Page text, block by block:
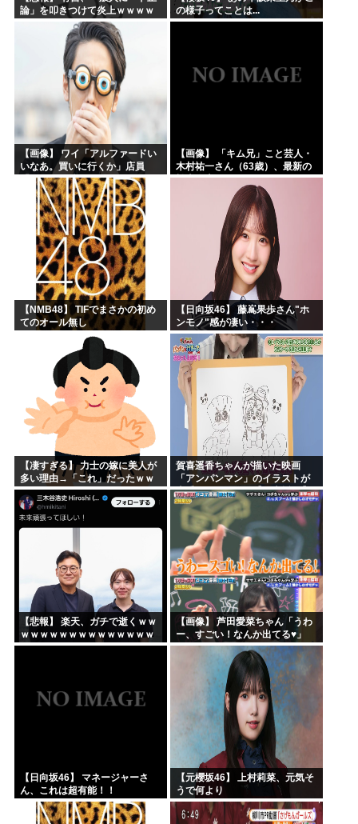
論」を叩きつけて炎上ｗｗｗｗ
の様子ってことは...
【画像】 ワイ「アルファードい
いなあ。買いに行くか」店員
「ほいっ見積もりな！」ワイ
「金額おかしくね？」←お前ら
もそう思うよな？？？？？
【画像】 「キム兄」こと芸人・
木村祐一さん（63歳）、最新の
松本人志さんとのツーショット
が完全に別人だとネット騒然！
「マジで誰かわからん」...
【NMB48】 TIFでまさかの初め
てのオール無し
【日向坂46】 藤嶌果歩さん"ホ
ンモノ"感が凄い・・・
【凄すぎる】 力士の嫁に美人が
多い理由→「これ」だったｗｗ
ｗｗｗｗｗ
賀喜遥香ちゃんが描いた映画
「アンパンマン」のイラストが
上手すぎる！！！【乃木坂46】
【悲報】 楽天、ガチで逝くｗｗ
ｗｗｗｗｗｗｗｗｗｗｗｗｗｗ
ｗｗｗｗ
【画像】 芦田愛菜ちゃん「うわ
ー、すごい！なんか出てる♥」
【日向坂46】 マネージャーさ
ん、これは超有能！！
【元櫻坂46】 上村莉菜、元気そ
うで何より